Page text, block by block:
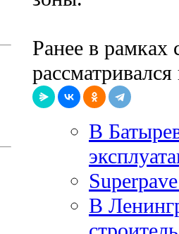
Ранее в рамках
В
В